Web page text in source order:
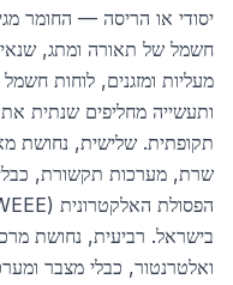
יסודי או הריסה — החומר
חשמל של תאורה ומתג,
מעליות ומזגנים, לוחות
ותעשייה מחליפים שנתית
תקופתית. שלישית, נחושת
שרת, מערכות תקשורת,
בישראל. רביעית, נחושת
ואלטרנטור, כבלי מצבר